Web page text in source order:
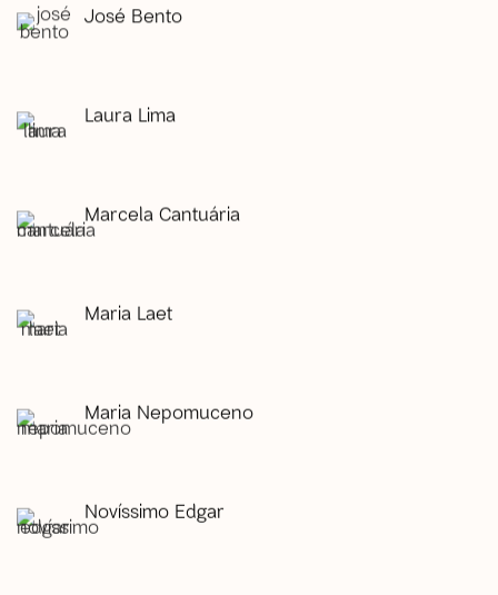
José Bento
Laura Lima
Marcela Cantuária
Maria Laet
Maria Nepomuceno
Novíssimo Edgar